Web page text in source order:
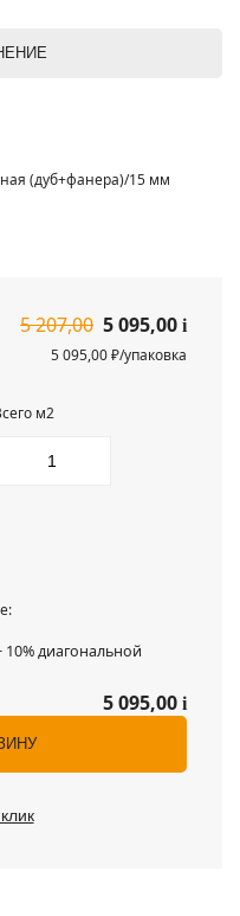
(дуб+фанера)/15 мм
5 207,00 5 095,00 i
5 095,00 ₽/упаковка
м2
10% диагональной
5 095,00 i